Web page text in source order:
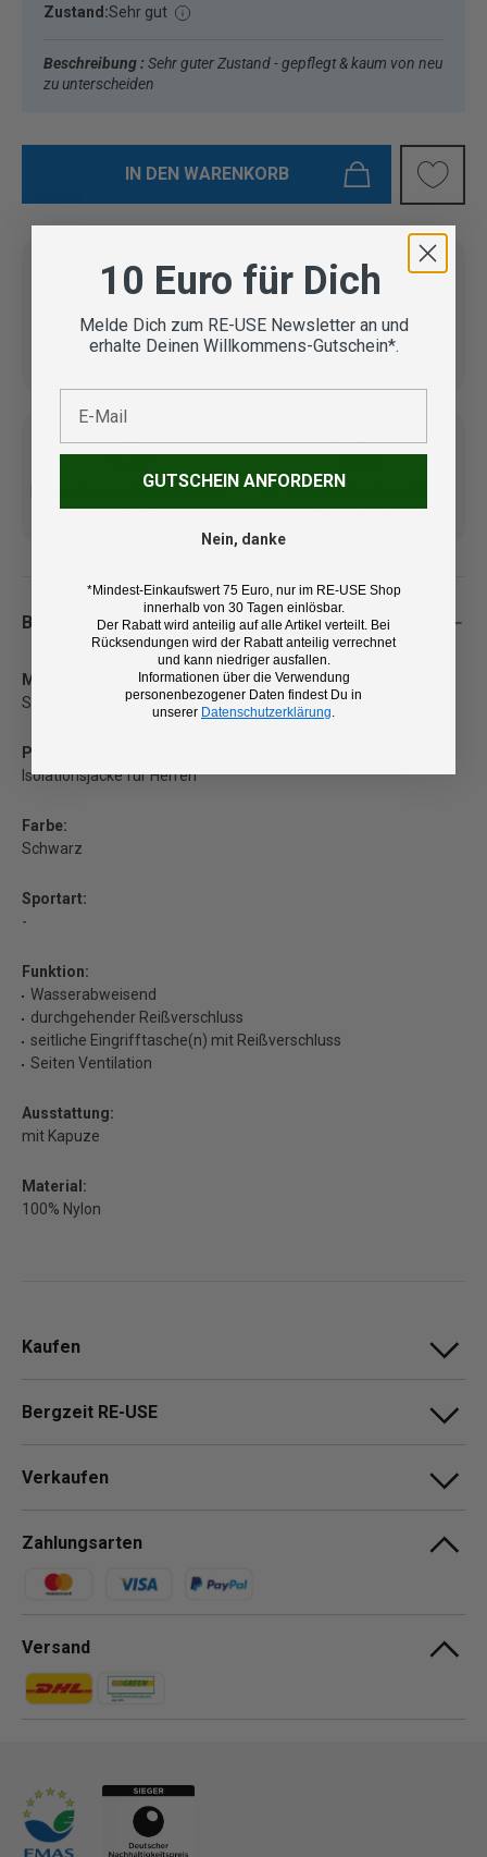
Zustand:Sehr gut
Beschreibung : Sehr guter Zustand - gepflegt & kaum von neu
zu unterscheiden
IN DEN WARENKORB
Vom Outdoor Spezialisten
geprüfte Second Hand
Lieferung in 3-5 Werktagen
Kostenlose Lieferung ab 100
€ (DE/AT)
14 Tage Rückgaberecht und
kostenlose Retoure
Beschreibung
Marke:
Schöffel
Produkt:
Isolationsjacke für Herren
Farbe:
Schwarz
Sportart:
-
Funktion:
Wasserabweisend
durchgehender Reißverschluss
seitliche Eingrifftasche(n) mit Reißverschluss
Seiten Ventilation
Ausstattung:
mit Kapuze
Material:
100% Nylon
Kaufen
Bergzeit RE-USE
Verkaufen
Zahlungsarten
Zahlungsmethoden
Versand
Zahlungsmethoden
Zahlungsmethoden
10 Euro für Dich
Melde Dich zum RE-USE Newsletter an und
erhalte Deinen Willkommens-Gutschein*.
GUTSCHEIN ANFORDERN
Nein, danke
*Mindest-Einkaufswert 75 Euro, nur im RE-USE Shop
innerhalb von 30 Tagen einlösbar.
Der Rabatt wird anteilig auf alle Artikel verteilt. Bei
Rücksendungen wird der Rabatt anteilig verrechnet
und kann niedriger ausfallen.
Informationen über die Verwendung
personenbezogener Daten findest Du in
unserer Datenschutzerklärung.